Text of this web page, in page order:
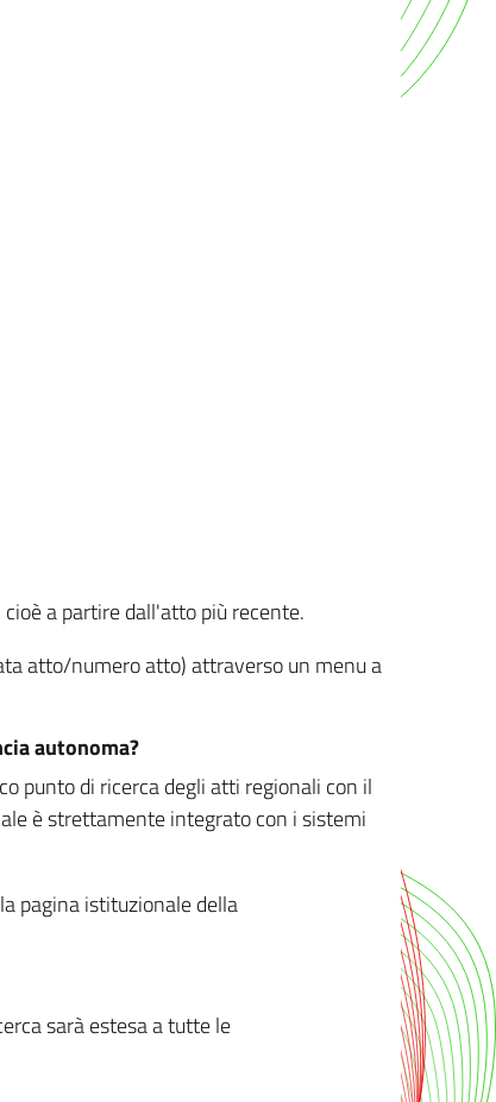
a partire dall'atto più recente.
atto/numero atto) attraverso un menu a
autonoma?
punto di ricerca degli atti regionali con il
è strettamente integrato con i sistemi
pagina istituzionale della
sarà estesa a tutte le